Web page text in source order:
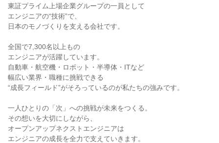
東証プライム上場企業グループの一員として
エンジニアの“技術”で、
日本のモノづくりを支える会社です。
全国で7,300名以上もの
エンジニアが活躍しています。
自動車・航空機・ロボット・半導体・ITなど
幅広い業界・職種に挑戦できる
“成長フィールド”がそろっているのが私たちの強みです。
一人ひとりの「次」への挑戦が未来をつくる。
その想いを大切にしながら、
オープンアップネクストエンジニアは
エンジニアの成長を全力で支えていきます。